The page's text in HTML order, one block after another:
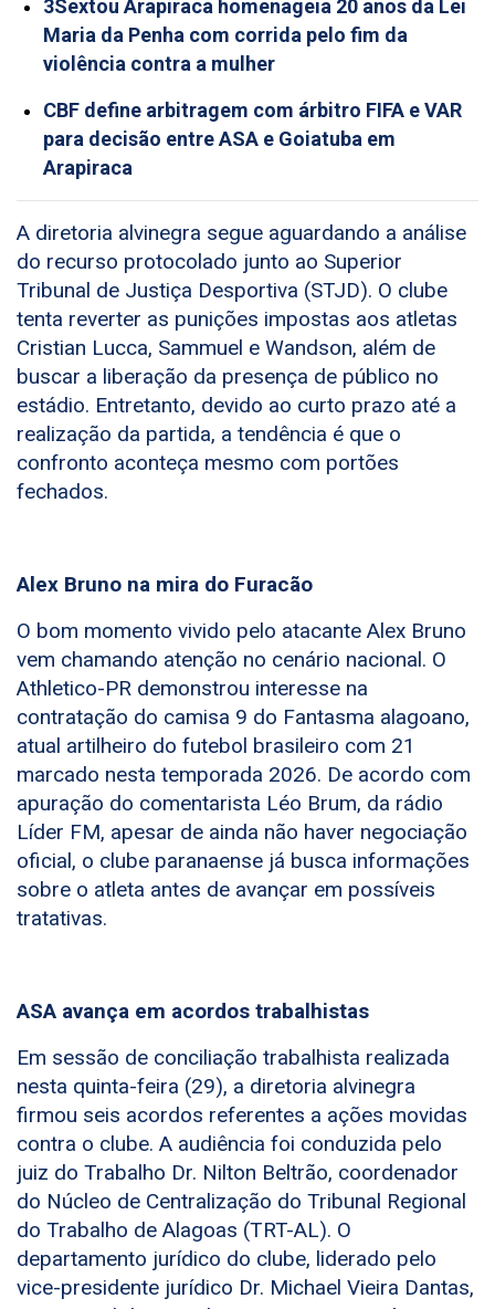
3Sextou Arapiraca homenageia 20 anos da Lei
Maria da Penha com corrida pelo fim da
violência contra a mulher
CBF define arbitragem com árbitro FIFA e VAR
para decisão entre ASA e Goiatuba em
Arapiraca
A diretoria alvinegra segue aguardando a análise
do recurso protocolado junto ao Superior
Tribunal de Justiça Desportiva (STJD). O clube
tenta reverter as punições impostas aos atletas
Cristian Lucca, Sammuel e Wandson, além de
buscar a liberação da presença de público no
estádio. Entretanto, devido ao curto prazo até a
realização da partida, a tendência é que o
confronto aconteça mesmo com portões
fechados.
Alex Bruno na mira do Furacão
O bom momento vivido pelo atacante Alex Bruno
vem chamando atenção no cenário nacional. O
Athletico-PR demonstrou interesse na
contratação do camisa 9 do Fantasma alagoano,
atual artilheiro do futebol brasileiro com 21
marcado nesta temporada 2026. De acordo com
apuração do comentarista Léo Brum, da rádio
Líder FM, apesar de ainda não haver negociação
oficial, o clube paranaense já busca informações
sobre o atleta antes de avançar em possíveis
tratativas.
ASA avança em acordos trabalhistas
Em sessão de conciliação trabalhista realizada
nesta quinta-feira (29), a diretoria alvinegra
firmou seis acordos referentes a ações movidas
contra o clube. A audiência foi conduzida pelo
juiz do Trabalho Dr. Nilton Beltrão, coordenador
do Núcleo de Centralização do Tribunal Regional
do Trabalho de Alagoas (TRT-AL). O
departamento jurídico do clube, liderado pelo
vice-presidente jurídico Dr. Michael Vieira Dantas,